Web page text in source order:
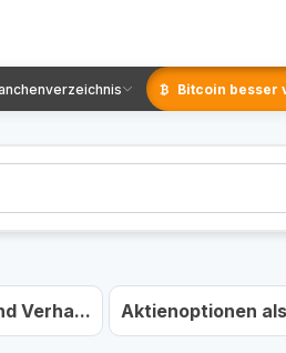
Bitcoin besser
Verha... Aktienoptionen